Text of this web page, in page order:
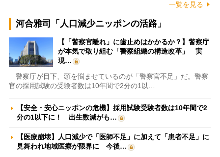
一覧を見る
河合雅司「人口減少ニッポンの活路」
【「警察官離れ」に歯止めはかかるか？】警察庁
が本気で取り組む「警察組織の構造改革」 実
現…
警察庁が目下、頭を悩ませているのが「警察官不足」だ。警察
官の採用試験の受験者数は10年間で2分の1以…
【安全・安心ニッポンの危機】採用試験受験者数は10年間で2
分の1以下に！ 出生数減がも…
【医療崩壊】人口減少で「医師不足」に加えて「患者不足」に
見舞われ地域医療が限界に 今後…